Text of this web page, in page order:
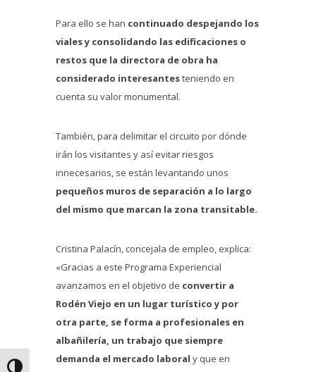
Para ello se han continuado despejando los
viales y consolidando las edificaciones o
restos que la directora de obra ha
considerado interesantesteniendo en
cuenta su valor monumental.
También, para delimitar el circuito por dónde
irán los visitantes y así evitar riesgos
innecesarios, se están levantando unos
pequeños muros de separación a lo largo
del mismo que marcan la zona transitable.
Cristina Palacín, concejala de empleo, explica:
«Gracias a este Programa Experiencial
avanzamos en el objetivo de convertir a
Rodén Viejo en un lugar turístico y por
otra parte, se forma a profesionales en
albañilería, un trabajo que siempre
demanda el mercado laboral y que en